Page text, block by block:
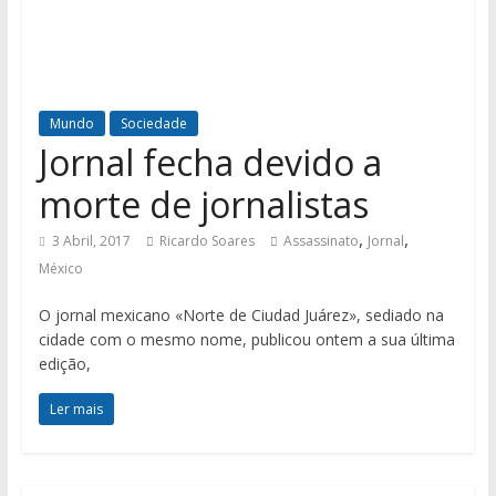
Mundo Sociedade
Jornal fecha devido a
morte de jornalistas
3 Abril, 2017 Ricardo Soares Assassinato, Jornal,
México
O jornal mexicano «Norte de Ciudad Juárez», sediado na
cidade com o mesmo nome, publicou ontem a sua última
edição,
Ler mais